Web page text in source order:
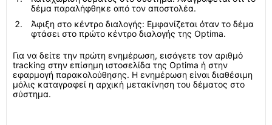
δέμα παραλήφθηκε από τον αποστολέα.
Άφιξη στο κέντρο διαλογής: Εμφανίζεται όταν το δέμα
φτάσει στο πρώτο κέντρο διαλογής της Optima.
Για να δείτε την πρώτη ενημέρωση, εισάγετε τον αριθμό
tracking στην επίσημη ιστοσελίδα της Optima ή στην
εφαρμογή παρακολούθησης. Η ενημέρωση είναι διαθέσιμη
μόλις καταγραφεί η αρχική μετακίνηση του δέματος στο
σύστημα.